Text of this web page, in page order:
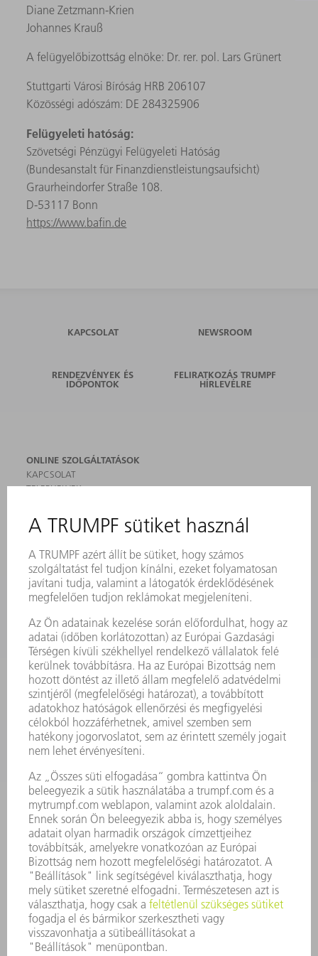
Diane Zetzmann‑Krien
Johannes Krauß
A felügyelőbizottság elnöke: Dr. rer. pol. Lars Grünert
Stuttgarti Városi Bíróság HRB 206107
Közösségi adószám: DE 284325906
Felügyeleti hatóság:
Szövetségi Pénzügyi Felügyeleti Hatóság
(Bundesanstalt für Finanzdienstleistungsaufsicht)
Graurheindorfer Straße 108.
D-53117 Bonn
https://www.bafin.de
KAPCSOLAT NEWSROOM
RENDEZVÉNYEK ÉS
IDŐPONTOK
FELIRATKOZÁS TRUMPF
HÍRLEVÉLRE
ONLINE SZOLGÁLTATÁSOK
KAPCSOLAT
TELEPHELYEK
FELIRATKOZÁS HÍRLEVÉLRE
MYTRUMPF
TERMÉKEK
GÉPEK & RENDSZEREK
LÉZER
TELJESÍTMÉNYELEKTRONIKA
ELEKTROMOS KÉZIGÉPEK
SMART FACTORY
SZOFTVER
SZOLGÁLTATÁSOK
ALKALMAZÁSOK
ÁGAZATOK
A VÁLLALAT
KARRIER
ÁLLÁSAJÁNLATOK
VÁLLALAT PROFIL
ÜGYVEZETÉS
ÜZLETI JELENTÉS
A VÁLLALAT ALAPELVEI
COMPLIANCE
BEJELENTŐ RENDSZER
BIZTONSÁG
SAJTÓKÖZLEMÉNYEK
MAGAZIN
FENNTARTHATÓSÁG
KÖRNYEZET & ÉGHAJLAT
SZOCIÁLIS ÜGYEK & TÁRSADALOM
VÁLLALATIRÁNYÍTÁS